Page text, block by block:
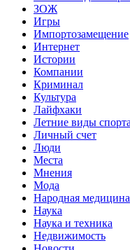
ЗОЖ
Игры
Импортозамещение
Интернет
Истории
Компании
Криминал
Культура
Лайфхаки
Летние виды
Личный счет
Люди
Места
Мнения
Мода
Народная медицина
Наука
Наука и техника
Недвижимость